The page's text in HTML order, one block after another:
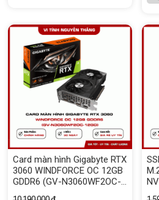
Card màn hình Gigabyte RTX
3060 WINDFORCE OC 12GB
GDDR6 (GV-N3060WF2OC-